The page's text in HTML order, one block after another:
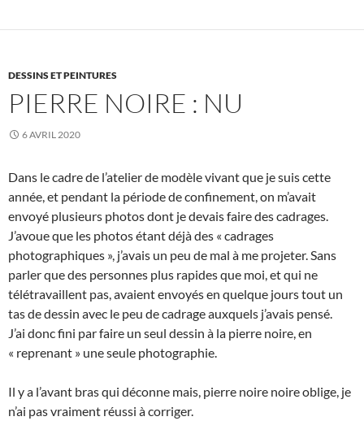
DESSINS ET PEINTURES
PIERRE NOIRE : NU
6 AVRIL 2020
Dans le cadre de l’atelier de modèle vivant que je suis cette
année, et pendant la période de confinement, on m’avait
envoyé plusieurs photos dont je devais faire des cadrages.
J’avoue que les photos étant déjà des « cadrages
photographiques », j’avais un peu de mal à me projeter. Sans
parler que des personnes plus rapides que moi, et qui ne
télétravaillent pas, avaient envoyés en quelque jours tout un
tas de dessin avec le peu de cadrage auxquels j’avais pensé.
J’ai donc fini par faire un seul dessin à la pierre noire, en
« reprenant » une seule photographie.
Il y a l’avant bras qui déconne mais, pierre noire noire oblige, je
n’ai pas vraiment réussi à corriger.